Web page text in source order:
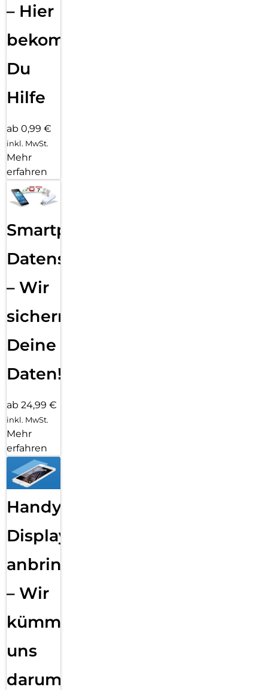
– Hier
bekommst
Du
Hilfe
ab 0,99 €
inkl. MwSt.
Mehr
erfahren
Smartphone
Datensicherung
– Wir
sichern
Deine
Daten!
ab 24,99 €
inkl. MwSt.
Mehr
erfahren
Handy
Displayfolie
anbringen
– Wir
kümmern
uns
darum!